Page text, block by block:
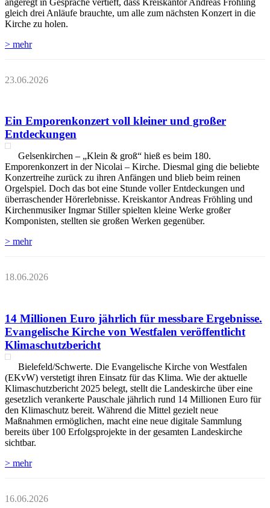
gleich drei Anläufe brauchte, um alle zum nächsten Konzert in die
Kirche zu holen.
> mehr
23.06.2026
Ein Emporenkonzert voll kleiner und großer
Entdeckungen
Gelsenkirchen – „Klein & groß“ hieß es beim 180.
Emporenkonzert in der Nicolai – Kirche. Diesmal ging die beliebte
Konzertreihe zurück zu ihren Anfängen und blieb beim reinen
Orgelspiel. Doch das bot eine Stunde voller Entdeckungen und
überraschender Hörerlebnisse. Kreiskantor Andreas Fröhling und
Kirchenmusiker Ingmar Stiller spielten kleine Werke großer
Komponisten, stellten sie großen Werken gegenüber.
> mehr
18.06.2026
14 Millionen Euro jährlich für messbare Ergebnisse.
Evangelische Kirche von Westfalen veröffentlicht
Klimaschutzbericht
Bielefeld/Schwerte. Die Evangelische Kirche von Westfalen
(EKvW) verstetigt ihren Einsatz für das Klima. Wie der aktuelle
Klimaschutzbericht 2025 belegt, stellt die Landeskirche über eine
gesetzlich verankerte Pauschale jährlich rund 14 Millionen Euro für
den Klimaschutz bereit. Während die Mittel gezielt neue
Maßnahmen ermöglichen, macht eine neue digitale Sammlung
bereits über 100 Erfolgsprojekte in der gesamten Landeskirche
sichtbar.
> mehr
16.06.2026